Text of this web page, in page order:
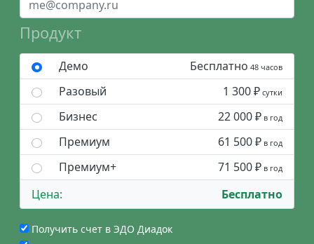
Продукт
Демо Бесплатно 48 часов
Разовый 1 300 ₽ сутки
Бизнес 22 000 ₽ в год
Премиум 61 500 ₽ в год
Премиум+ 71 500 ₽ в год
Цена: Бесплатно
Получить счет в ЭДО Диадок